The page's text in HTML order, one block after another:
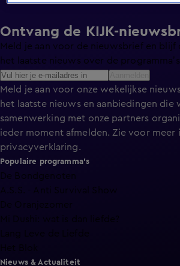
Ontvang de KIJK-
Meld je aan voor de nieuwsbrief en blijf
het laatste nieuws over de
Meld je aan voor onze wekelijkse
het laatste nieuws en aanbiedingen die
samenwerking met onze partners
ieder moment afmelden. Zie voor meer
privacyverklaring.
Populaire programma's
De Bondgenoten
A.S.S. - Anti Survival Show
De Oranjezomer
Mi Dushi: wat is dan liefde?
Lang Leve de Liefde
Nieuws & Actualiteit